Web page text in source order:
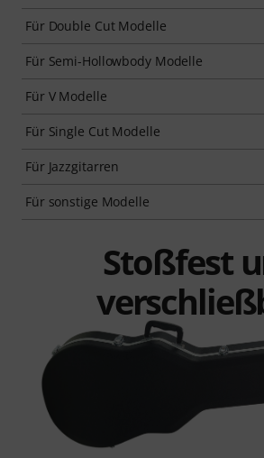
Für Double Cut Modelle
Für Semi-Hollowbody Modelle
Für V Modelle
Für Single Cut Modelle
Für Jazzgitarren
Für sonstige Modelle
Stoßfest